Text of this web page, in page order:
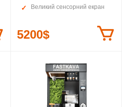
Великий сенсорний екран
5200$